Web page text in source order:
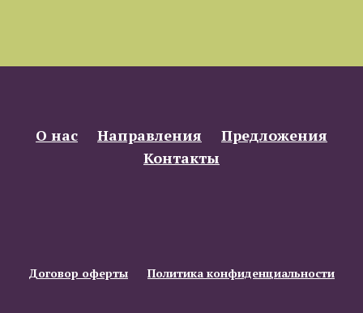
О нас Направления
Предложения
Контакты
Договор оферты Политика конфиденциальности